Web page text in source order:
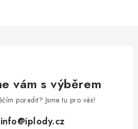
vám s výběrem
poradit? Jsme tu pro vás!
info@iplody.cz